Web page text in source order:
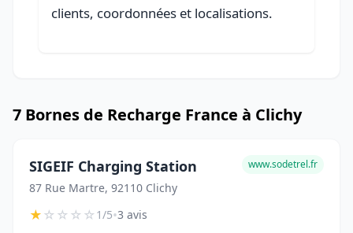
clients, coordonnées et localisations.
7 Bornes de Recharge France à Clichy
SIGEIF Charging Station
87 Rue Martre, 92110 Clichy
www.sodetrel.fr
★☆☆☆☆1/5•3 avis